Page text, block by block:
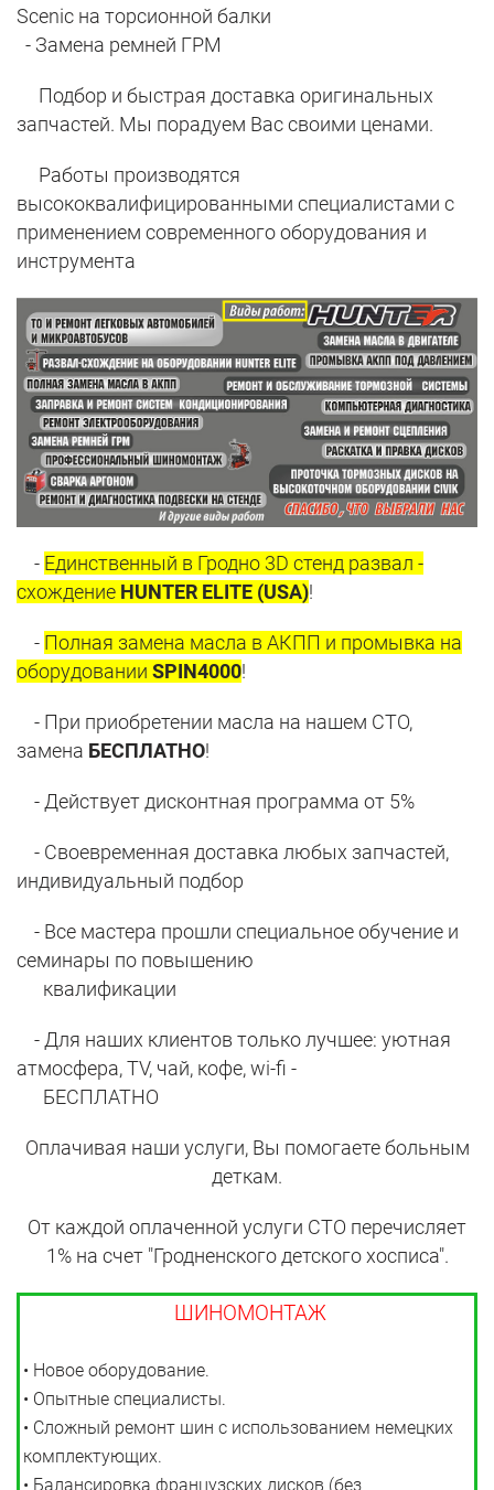
Scenic на торсионной балки
- Замена ремней ГРМ
Подбор и быстрая доставка оригинальных
запчастей. Мы порадуем Вас своими ценами.
Работы производятся
высококвалифицированными специалистами с
применением современного оборудования и
инструмента
- Единственный в Гродно 3D стенд развал -
схождение HUNTER ELITE (USA)!
- Полная замена масла в АКПП и промывка на
оборудовании SPIN4000!
- При приобретении масла на нашем СТО,
замена БЕСПЛАТНО!
- Действует дисконтная программа от 5%
- Своевременная доставка любых запчастей,
индивидуальный подбор
- Все мастера прошли специальное обучение и
семинары по повышению
квалификации
- Для наших клиентов только лучшее: уютная
атмосфера, TV, чай, кофе, wi-fi -
БЕСПЛАТНО
Оплачивая наши услуги, Вы помогаете больным
деткам.
От каждой оплаченной услуги СТО перечисляет
1% на счет "Гродненского детского хосписа".
ШИНОМОНТАЖ
• Новое оборудование.
• Опытные специалисты.
• Сложный ремонт шин с использованием немецких
комплектующих.
• Балансировка французских дисков (без